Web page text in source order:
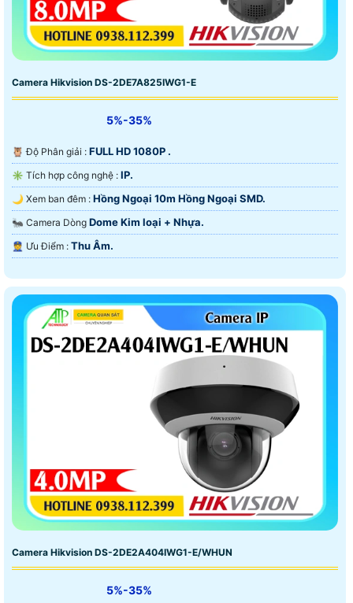
Camera Hikvision DS-2DE7A825IWG1-E
5%-35%
🦉 Độ Phân giải : FULL HD 1080P .
✳️ Tích hợp công nghệ : IP.
🌙 Xem ban đêm : Hồng Ngoại 10m Hồng Ngoại SMD.
🐜 Camera Dòng Dome Kim loại + Nhựa.
️👮 Ưu Điểm : Thu Âm.
Camera Hikvision DS-2DE2A404IWG1-E/WHUN
5%-35%